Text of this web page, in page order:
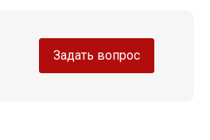
Задать вопрос